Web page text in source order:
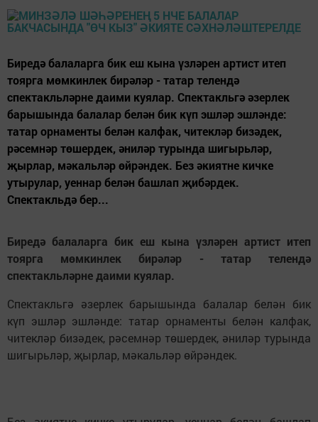
Биредә балаларга бик еш кына үзләрен артист итеп
тоярга мөмкинлек бирәләр - татар телендә
спектакльләрне даими куялар. Спектакльгә әзерлек
барышында балалар белән бик күп эшләр эшләнде:
татар орнаменты белән калфак, читекләр бизәдек,
рәсемнәр төшердек, әниләр турында шигырьләр,
җырлар, мәкальләр өйрәндек. Без әкиятне кичке
утырулар, уеннар белән башлап җибәрдек.
Спектакльдә бер...
Биредә балаларга бик еш кына үзләрен артист итеп
тоярга мөмкинлек бирәләр - татар телендә
спектакльләрне даими куялар.
Спектакльгә әзерлек барышында балалар белән бик
күп эшләр эшләнде: татар орнаменты белән калфак,
читекләр бизәдек, рәсемнәр төшердек, әниләр турында
шигырьләр, җырлар, мәкальләр өйрәндек.